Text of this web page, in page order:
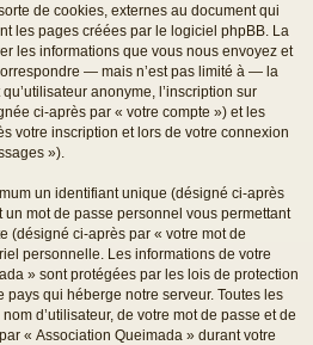
de cookies, externes au document qui
les pages créées par le logiciel phpBB. La
les informations que vous nous envoyez et
— mais n’est pas limité à — la
anonyme, l’inscription sur
ci-après par « votre compte ») et les
votre inscription et lors de votre connexion
»).
un identifiant unique (désigné ci-après
un mot de passe personnel vous permettant
(désigné ci-après par « votre mot de
personnelle. Les informations de votre
» sont protégées par les lois de protection
qui héberge notre serveur. Toutes les
d’utilisateur, de votre mot de passe et de
« Association Queimada » durant votre